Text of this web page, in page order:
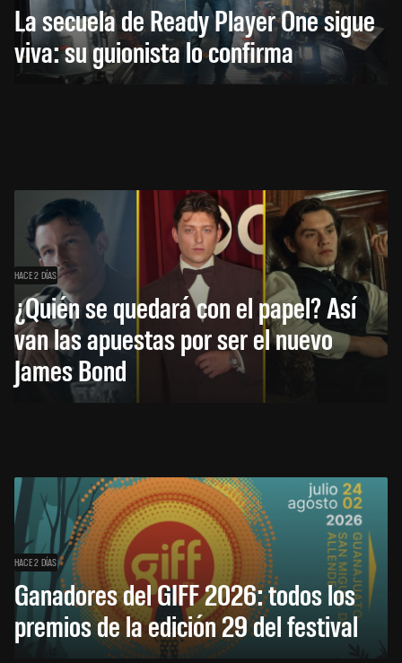
La secuela de Ready Player One sigue
viva: su guionista lo confirma
HACE 2 DÍAS
¿Quién se quedará con el papel? Así
van las apuestas por ser el nuevo
James Bond
HACE 2 DÍAS
Ganadores del GIFF 2026: todos los
premios de la edición 29 del festival